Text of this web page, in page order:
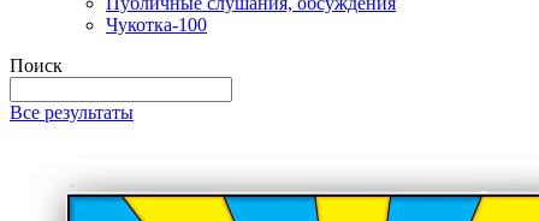
Чукотка-100
Поиск
Все результаты